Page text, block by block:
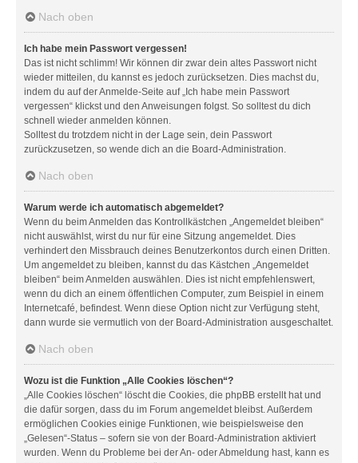
Nach oben
Ich habe mein Passwort vergessen!
Das ist nicht schlimm! Wir können dir zwar dein altes Passwort nicht
wieder mitteilen, du kannst es jedoch zurücksetzen. Dies machst du,
indem du auf der Anmelde-Seite auf „Ich habe mein Passwort
vergessen“ klickst und den Anweisungen folgst. So solltest du dich
schnell wieder anmelden können.
Solltest du trotzdem nicht in der Lage sein, dein Passwort
zurückzusetzen, so wende dich an die Board-Administration.
Nach oben
Warum werde ich automatisch abgemeldet?
Wenn du beim Anmelden das Kontrollkästchen „Angemeldet bleiben“
nicht auswählst, wirst du nur für eine Sitzung angemeldet. Dies
verhindert den Missbrauch deines Benutzerkontos durch einen Dritten.
Um angemeldet zu bleiben, kannst du das Kästchen „Angemeldet
bleiben“ beim Anmelden auswählen. Dies ist nicht empfehlenswert,
wenn du dich an einem öffentlichen Computer, zum Beispiel in einem
Internetcafé, befindest. Wenn diese Option nicht zur Verfügung steht,
dann wurde sie vermutlich von der Board-Administration ausgeschaltet.
Nach oben
Wozu ist die Funktion „Alle Cookies löschen“?
„Alle Cookies löschen“ löscht die Cookies, die phpBB erstellt hat und
die dafür sorgen, dass du im Forum angemeldet bleibst. Außerdem
ermöglichen Cookies einige Funktionen, wie beispielsweise den
„Gelesen“-Status – sofern sie von der Board-Administration aktiviert
wurden. Wenn du Probleme bei der An- oder Abmeldung hast, kann es